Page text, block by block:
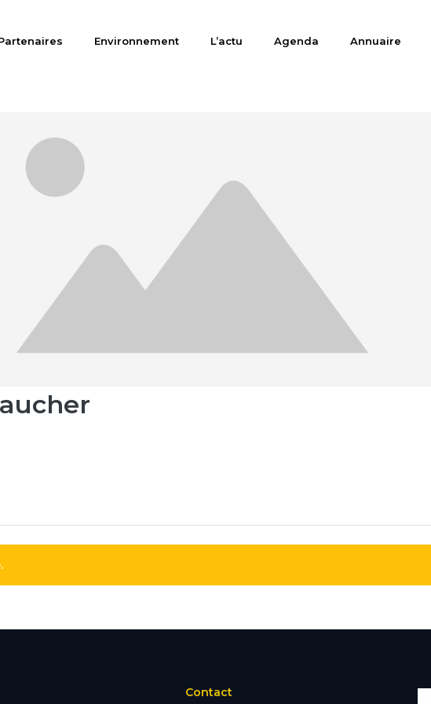
Environnement L’actu Agenda Annuaire
Contact